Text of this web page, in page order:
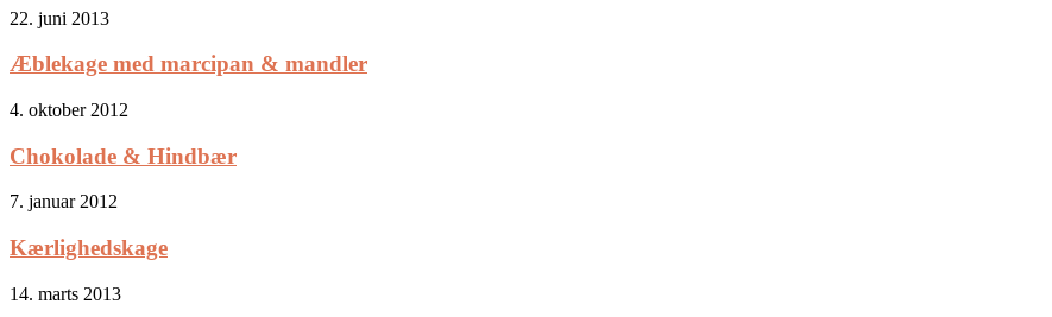
22. juni 2013
Æblekage med marcipan & mandler
4. oktober 2012
Chokolade & Hindbær
7. januar 2012
Kærlighedskage
14. marts 2013